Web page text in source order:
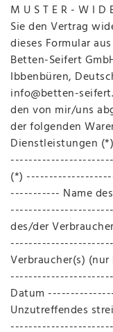
M U S T E R - W I D
Sie den Vertrag
dieses Formular
Betten-Seifert
Ibbenbüren,
info@betten-
den von mir/uns
der folgenden
Dienstleistungen
(*)
----------- Name
des/der
Verbraucher(s)
Datum
Unzutreffendes